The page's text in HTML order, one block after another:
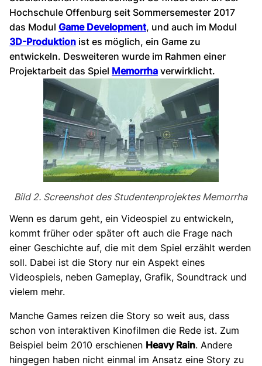
Hochschule Offenburg seit Sommersemester 2017
das Modul Game Development, und auch im Modul
3D-Produktion ist es möglich, ein Game zu
entwickeln. Desweiteren wurde im Rahmen einer
Projektarbeit das Spiel Memorrha verwirklicht.
Bild 2. Screenshot des Studentenprojektes Memorrha
Wenn es darum geht, ein Videospiel zu entwickeln,
kommt früher oder später oft auch die Frage nach
einer Geschichte auf, die mit dem Spiel erzählt werden
soll. Dabei ist die Story nur ein Aspekt eines
Videospiels, neben Gameplay, Grafik, Soundtrack und
vielem mehr.
Manche Games reizen die Story so weit aus, dass
schon von interaktiven Kinofilmen die Rede ist. Zum
Beispiel beim 2010 erschienen Heavy Rain. Andere
hingegen haben nicht einmal im Ansatz eine Story zu